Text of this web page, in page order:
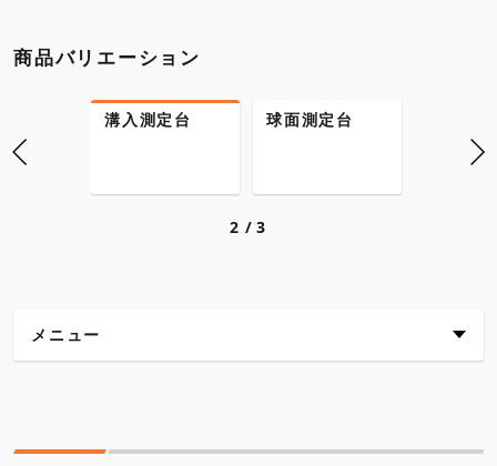
商品バリエーション
溝入測定台 球面測定台
2 3
メニュー
外観寸法図